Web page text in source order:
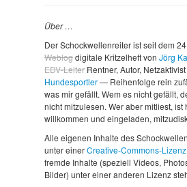
Über …
Der Schockwellenreiter ist seit dem
Weblogdigitale Kritzelheft von Jörg
EDV-Leiter Rentner, Autor,
Hundesportler— Reihenfolge rein
was mir gefällt. Wem es nicht gefällt,
nicht mitzulesen. Wer aber mitliest, ist
willkommen und eingeladen,
Alle eigenen Inhalte des
unter einerCreative-Commons-Lizenz
fremde Inhalte (speziell Videos,
Bilder) unter einer anderen Lizenz